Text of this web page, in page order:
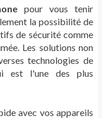
pour vous tenir
la possibilité de
de sécurité comme
Les solutions non
technologies de
est l'une des plus
avec vos appareils